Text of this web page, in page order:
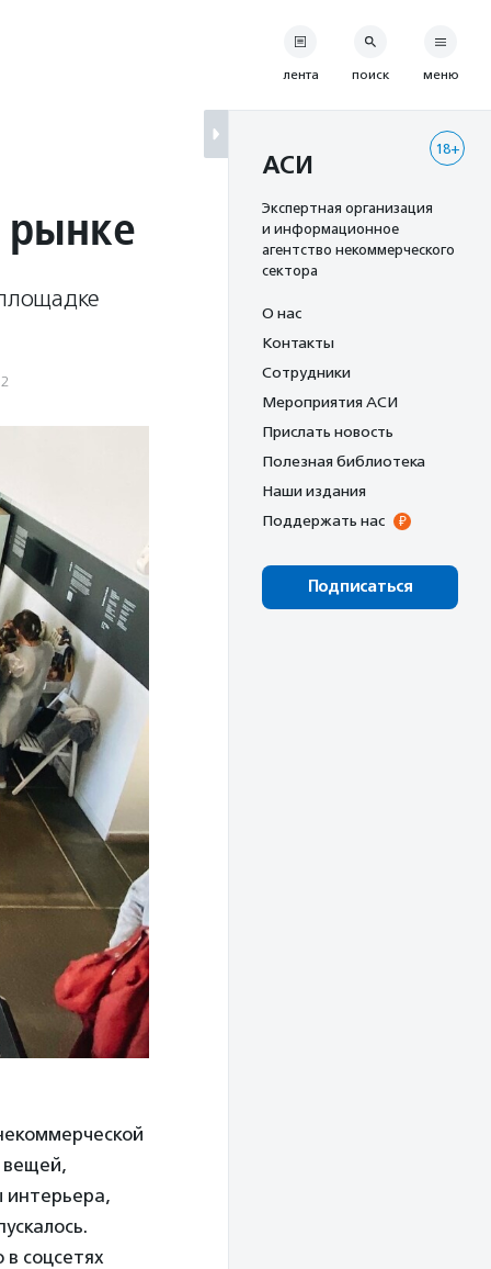
вещей,
соцсетях
лента поиск меню
18+
АСИ
Экспертная организация
и информационное
агентство некоммерческого
сектора
О нас
Контакты
Сотрудники
Мероприятия АСИ
Прислать новость
Полезная библиотека
Наши издания
Поддержать нас
Подписаться